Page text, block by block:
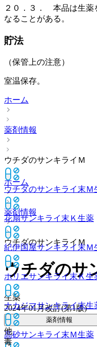
２０．３． 本品は生薬
なることがある。
貯法
（保管上の注意）
室温保存。
ホーム
薬剤情報
ウチダのサンキライＭ
ウチダのサンキライ末Ｍ
花扇サンキライ末Ｋ 生薬
紀伊国屋サンキライ末Ｍ
ホリエサンキライ末Ｋ 生
ナカジマサンキライ末生
高砂サンキライ末Ｍ生薬
ホーム
薬剤情報
ウチダのサンキライＭ
ウチダのサ
生薬
2024年01月改訂(第1版)
薬剤情報
他
毒